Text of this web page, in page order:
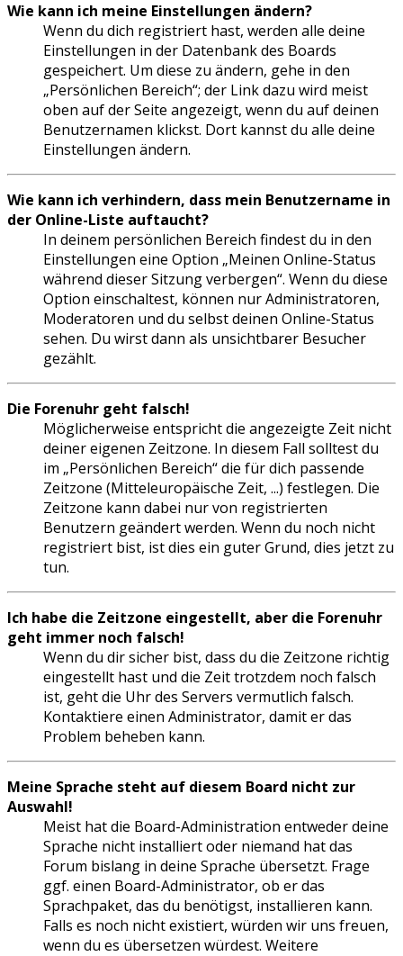
Wie kann ich meine Einstellungen ändern?
Wenn du dich registriert hast, werden alle deine
Einstellungen in der Datenbank des Boards
gespeichert. Um diese zu ändern, gehe in den
„Persönlichen Bereich“; der Link dazu wird meist
oben auf der Seite angezeigt, wenn du auf deinen
Benutzernamen klickst. Dort kannst du alle deine
Einstellungen ändern.
Wie kann ich verhindern, dass mein Benutzername in
der Online-Liste auftaucht?
In deinem persönlichen Bereich findest du in den
Einstellungen eine Option „Meinen Online-Status
während dieser Sitzung verbergen“. Wenn du diese
Option einschaltest, können nur Administratoren,
Moderatoren und du selbst deinen Online-Status
sehen. Du wirst dann als unsichtbarer Besucher
gezählt.
Die Forenuhr geht falsch!
Möglicherweise entspricht die angezeigte Zeit nicht
deiner eigenen Zeitzone. In diesem Fall solltest du
im „Persönlichen Bereich“ die für dich passende
Zeitzone (Mitteleuropäische Zeit, ...) festlegen. Die
Zeitzone kann dabei nur von registrierten
Benutzern geändert werden. Wenn du noch nicht
registriert bist, ist dies ein guter Grund, dies jetzt zu
tun.
Ich habe die Zeitzone eingestellt, aber die Forenuhr
geht immer noch falsch!
Wenn du dir sicher bist, dass du die Zeitzone richtig
eingestellt hast und die Zeit trotzdem noch falsch
ist, geht die Uhr des Servers vermutlich falsch.
Kontaktiere einen Administrator, damit er das
Problem beheben kann.
Meine Sprache steht auf diesem Board nicht zur
Auswahl!
Meist hat die Board-Administration entweder deine
Sprache nicht installiert oder niemand hat das
Forum bislang in deine Sprache übersetzt. Frage
ggf. einen Board-Administrator, ob er das
Sprachpaket, das du benötigst, installieren kann.
Falls es noch nicht existiert, würden wir uns freuen,
wenn du es übersetzen würdest. Weitere